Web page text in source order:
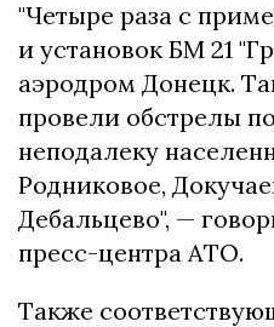
"Четыре раза с
и установок БМ 21
аэродром Донецк.
провели обстрелы
неподалеку
Родниковое,
Дебальцево", —
пресс-центра АТО.
Также